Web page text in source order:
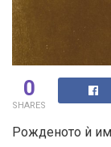
0
SHARES
Рожденото ѝ